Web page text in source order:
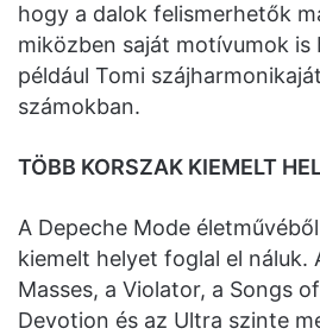
hogy a dalok felismerhetők
miközben saját motívumok is
például Tomi
számokban.
TÖBB KORSZAK KIEMELT
A Depeche Mode
kiemelt helyet foglal el náluk.
Masses, a Violator, a Songs
Devotion és az Ultra szinte